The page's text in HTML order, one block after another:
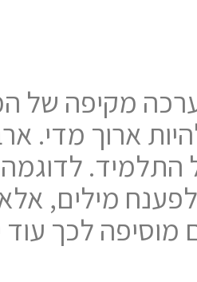
ארוך מדי.
התלמיד.
מילים, אלא
לכך